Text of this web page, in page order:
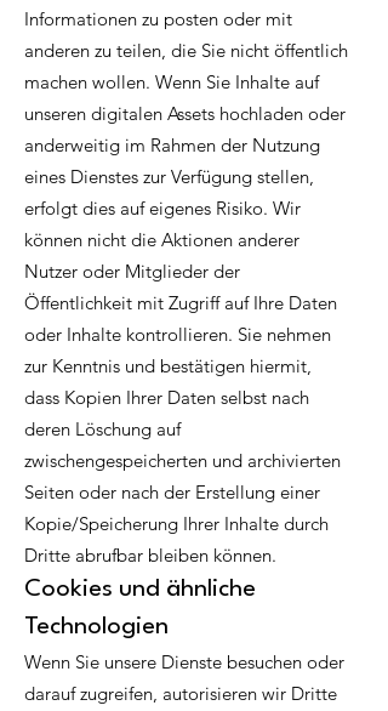
Informationen zu posten oder mit
anderen zu teilen, die Sie nicht öffentlich
machen wollen. Wenn Sie Inhalte auf
unseren digitalen Assets hochladen oder
anderweitig im Rahmen der Nutzung
eines Dienstes zur Verfügung stellen,
erfolgt dies auf eigenes Risiko. Wir
können nicht die Aktionen anderer
Nutzer oder Mitglieder der
Öffentlichkeit mit Zugriff auf Ihre Daten
oder Inhalte kontrollieren. Sie nehmen
zur Kenntnis und bestätigen hiermit,
dass Kopien Ihrer Daten selbst nach
deren Löschung auf
zwischengespeicherten und archivierten
Seiten oder nach der Erstellung einer
Kopie/Speicherung Ihrer Inhalte durch
Dritte abrufbar bleiben können.
Cookies und ähnliche
Technologien
Wenn Sie unsere Dienste besuchen oder
darauf zugreifen, autorisieren wir Dritte